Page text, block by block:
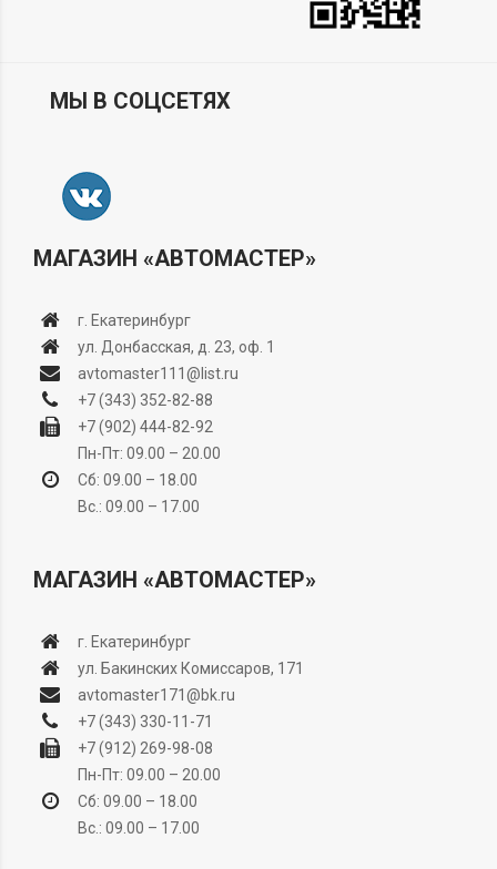
МЫ В СОЦСЕТЯХ
МАГАЗИН «АВТОМАСТЕР»
г. Екатеринбург
ул. Донбасская, д. 23, оф. 1
avtomaster111@list.ru
+7 (343) 352-82-88
+7 (902) 444-82-92
Пн-Пт: 09.00 – 20.00
Сб: 09.00 – 18.00
Вс.: 09.00 – 17.00
МАГАЗИН «АВТОМАСТЕР»
г. Екатеринбург
ул. Бакинских Комиссаров, 171
avtomaster171@bk.ru
+7 (343) 330-11-71
+7 (912) 269-98-08
Пн-Пт: 09.00 – 20.00
Сб: 09.00 – 18.00
Вс.: 09.00 – 17.00